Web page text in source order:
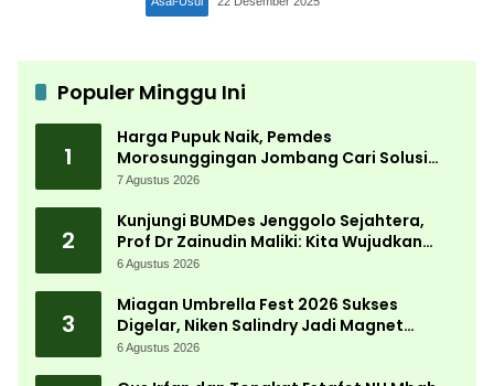
Populer Minggu Ini
1
Harga Pupuk Naik, Pemdes
Morosunggingan Jombang Cari Solusi
Lewat Kajian Akademik
7 Agustus 2026
2
Kunjungi BUMDes Jenggolo Sejahtera,
Prof Dr Zainudin Maliki: Kita Wujudkan
Kemandirian Ekonomi dengan Potensi
6 Agustus 2026
3
Miagan Umbrella Fest 2026 Sukses
Digelar, Niken Salindry Jadi Magnet
Ribuan Pengunjung
6 Agustus 2026